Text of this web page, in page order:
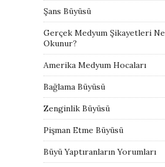
Şans Büyüsü
Gerçek Medyum Şikayetleri
Okunur?
Amerika Medyum Hocaları
Bağlama Büyüsü
Zenginlik Büyüsü
Pişman Etme Büyüsü
Büyü Yaptıranların Yorumları